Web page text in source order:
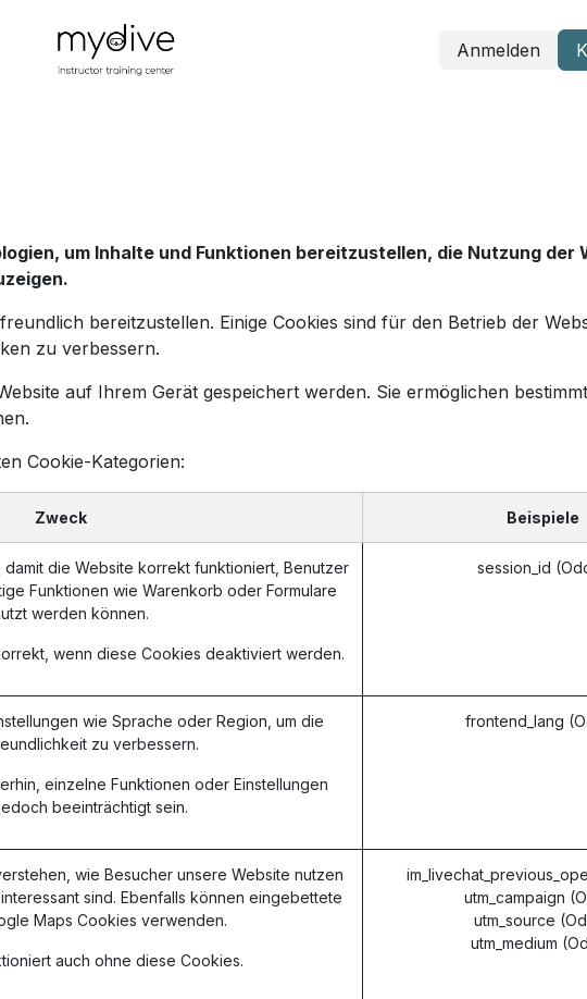
Anmelden
um Inhalte und Funktionen bereitzustellen, die Nutzung der
bereitzustellen. Einige Cookies sind für den Betrieb der
zu verbessern.
auf Ihrem Gerät gespeichert werden. Sie ermöglichen
Cookie-Kategorien:
Zweck Beispiele
die Website korrekt funktioniert, Benutzer
Funktionen wie Warenkorb oder Formulare
werden können.
wenn diese Cookies deaktiviert werden.
session_id
wie Sprache oder Region, um die
zu verbessern.
einzelne Funktionen oder Einstellungen
beeinträchtigt sein.
frontend_lang
wie Besucher unsere Website nutzen
sind. Ebenfalls können eingebettete
Maps Cookies verwenden.
auch ohne diese Cookies.
utm_campaign
utm_source
utm_medium